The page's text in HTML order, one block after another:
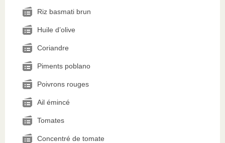
Riz basmati brun
Huile d’olive
Coriandre
Piments poblano
Poivrons rouges
Ail émincé
Tomates
Concentré de tomate